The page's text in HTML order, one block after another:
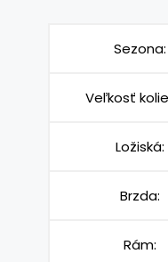
Sezona:
Veľkosť
Ložiská:
Brzda:
Rám: